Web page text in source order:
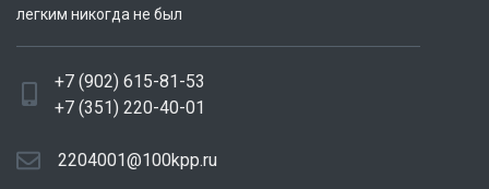
легким никогда не был
+7 (902) 615-81-53
+7 (351) 220-40-01
2204001@100kpp.ru